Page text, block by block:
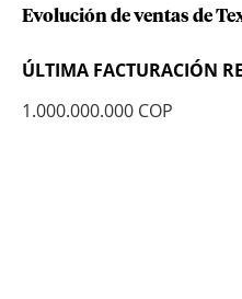
Evolución de ventas de
ÚLTIMA FACTURACIÓN
1.000.000.000 COP